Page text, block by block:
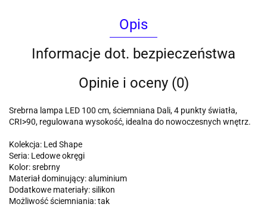
Opis
Informacje dot. bezpieczeństwa
Opinie i oceny (0)
Srebrna lampa LED 100 cm, ściemniana Dali, 4 punkty światła,
CRI>90, regulowana wysokość, idealna do nowoczesnych wnętrz.
Kolekcja: Led Shape
Seria: Ledowe okręgi
Kolor: srebrny
Materiał dominujący: aluminium
Dodatkowe materiały: silikon
Możliwość ściemniania: tak